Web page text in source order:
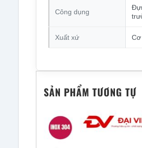
Công dụng
Xuất xứ
SẢN PHẨM TƯƠNG TỰ